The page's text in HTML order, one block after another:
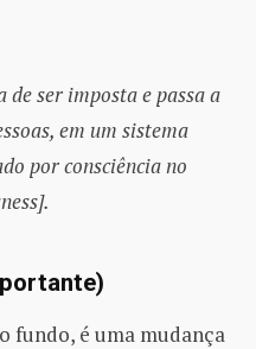
ser imposta e passa a
em um sistema
por consciência no
fundo, é uma mudança